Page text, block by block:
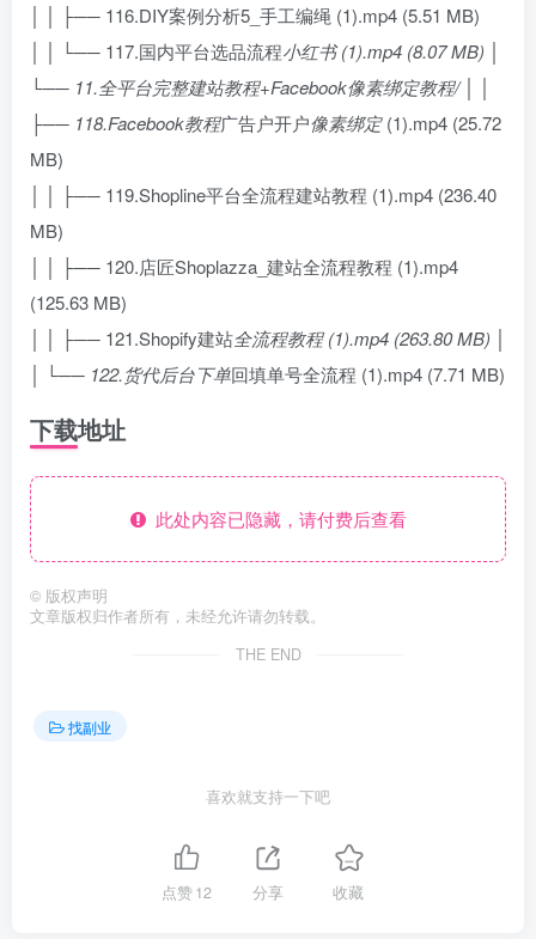
│ │ ├── 116.DIY案例分析5_手工编绳 (1).mp4 (5.51 MB)
│ │ └── 117.国内平台选品流程小红书 (1).mp4 (8.07 MB) │
└── 11.全平台完整建站教程+Facebook像素绑定教程/ │ │
├── 118.Facebook教程广告户开户像素绑定(1).mp4 (25.72
MB)
│ │ ├── 119.Shopline平台全流程建站教程 (1).mp4 (236.40
MB)
│ │ ├── 120.店匠Shoplazza_建站全流程教程 (1).mp4
(125.63 MB)
│ │ ├── 121.Shopify建站全流程教程 (1).mp4 (263.80 MB) │
│ └── 122.货代后台下单回填单号全流程 (1).mp4 (7.71 MB)
下载地址
此处内容已隐藏，请付费后查看
© 版权声明
文章版权归作者所有，未经允许请勿转载。
THE END
找副业
喜欢就支持一下吧
点赞12 分享 收藏